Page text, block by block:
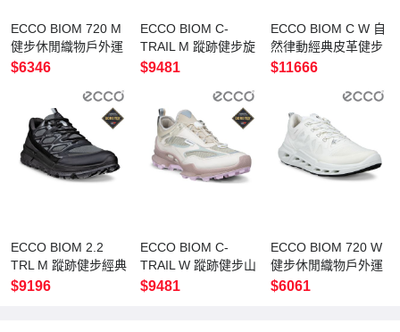
ECCO BIOM 720 M
健步休閒織物戶外運
動鞋 男鞋 黑色/亮白
$6346
ECCO BIOM C-
TRAIL M 蹤跡健步旋
鈕鞋帶防水休閒鞋 男
$9481
ECCO BIOM C W 自
然律動經典皮革健步
鞋 女鞋 白色/玫紅色
$11666
ECCO BIOM 2.2
TRL M 蹤跡健步經典
防水休閒鞋 男鞋 黑
$9196
ECCO BIOM C-
TRAIL W 蹤跡健步山
系防水戶外休閒鞋 女
$9481
ECCO BIOM 720 W
健步休閒織物戶外運
動鞋 女鞋 白色
$6061